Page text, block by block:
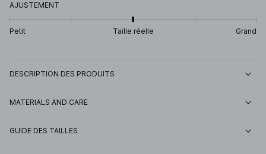
AJUSTEMENT
Petit Taille réelle Grand
DESCRIPTION DES PRODUITS
MATERIALS AND CARE
GUIDE DES TAILLES